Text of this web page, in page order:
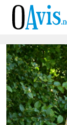
Emne: